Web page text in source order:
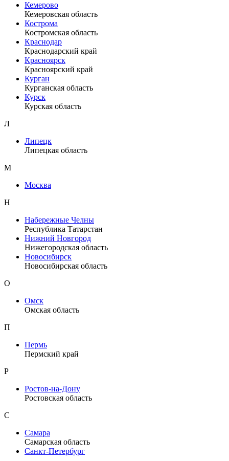
Кемерово
Кемеровская область
Кострома
Костромская область
Краснодар
Краснодарский край
Красноярск
Красноярский край
Курган
Курганская область
Курск
Курская область
Л
Липецк
Липецкая область
М
Москва
Н
Набережные Челны
Республика Татарстан
Нижний Новгород
Нижегородская область
Новосибирск
Новосибирская область
О
Омск
Омская область
П
Пермь
Пермский край
Р
Ростов-на-Дону
Ростовская область
С
Самара
Самарская область
Санкт-Петербург